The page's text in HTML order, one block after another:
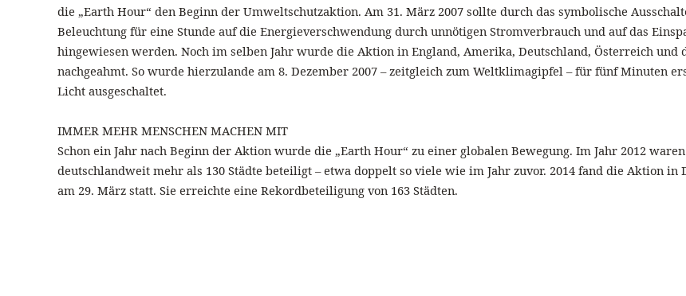
die „Earth Hour“ den Beginn der Umweltschutzaktion. Am 31. März 2007 sollte durch das symbolische
Beleuchtung für eine Stunde auf die Energieverschwendung durch unnötigen Stromverbrauch und auf das
hingewiesen werden. Noch im selben Jahr wurde die Aktion in England, Amerika, Deutschland, Österreich und
nachgeahmt. So wurde hierzulande am 8. Dezember 2007 – zeitgleich zum Weltklimagipfel – für fünf Minuten
Licht ausgeschaltet.
IMMER MEHR MENSCHEN MACHEN MIT
Schon ein Jahr nach Beginn der Aktion wurde die „Earth Hour“ zu einer globalen Bewegung. Im Jahr 2012 waren
deutschlandweit mehr als 130 Städte beteiligt – etwa doppelt so viele wie im Jahr zuvor. 2014 fand die Aktion in
am 29. März statt. Sie erreichte eine Rekordbeteiligung von 163 Städten.